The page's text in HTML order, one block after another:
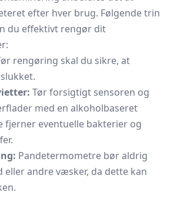
efter hver brug. Følgende trin
du effektivt rengør dit
rengøring skal du sikre, at
Tør forsigtigt sensoren og
med en alkoholbaseret
fjerner eventuelle bakterier og
Pandetermometre bør aldrig
eller andre væsker, da dette kan